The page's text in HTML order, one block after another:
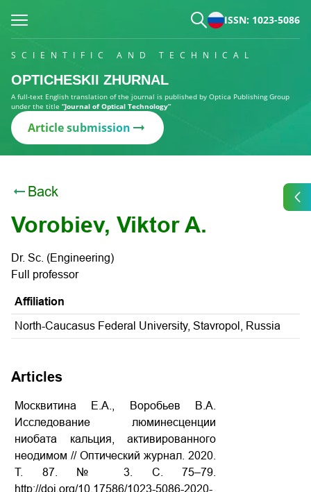
ISSN: 1023-5086
SCIENTIFIC AND TECHNICAL
OPTICHESKII ZHURNAL
A full-text English translation of the journal is published by Optica Publishing Group
under the title “Journal of Optical Technology”
Article submission
Back
Vorobiev, Viktor A.
Dr. Sc. (Engineering)
Full professor
Affiliation
North-Caucasus Federal University, Stavropol, Russia
Articles
Москвитина Е.А., Воробьев В.А.
Исследование люминесценции
ниобата кальция, активированного
неодимом // Оптический журнал. 2020.
Т. 87. № 3. С. 75–79.
http://doi.org/10.17586/1023-5086-2020-